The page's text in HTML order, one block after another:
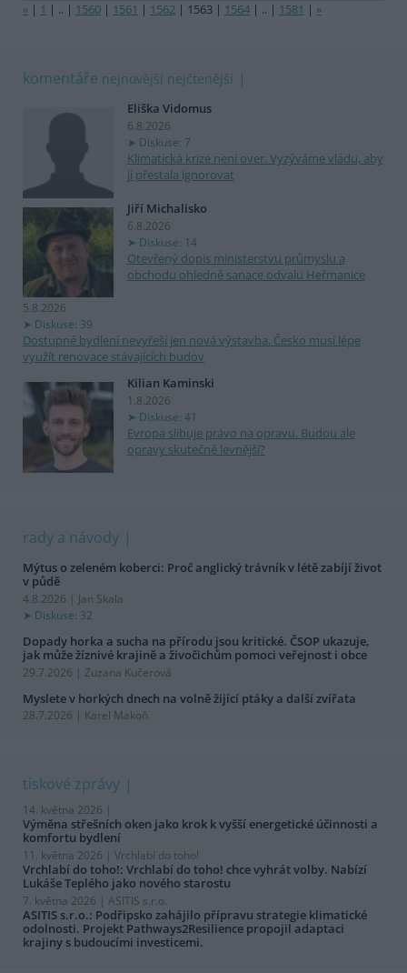
« | 1 | .. | 1560 | 1561 | 1562 | 1563 | 1564 | .. | 1581 | »
komentáře nejnovější nejčtenější
Eliška Vidomus
6.8.2026
Diskuse: 7
Klimatická krize není over. Vyzýváme vládu, aby
ji přestala ignorovat
Jiří Michalisko
6.8.2026
Diskuse: 14
Otevřený dopis ministerstvu průmyslu a
obchodu ohledně sanace odvalu Heřmanice
5.8.2026
Diskuse: 39
Dostupné bydlení nevyřeší jen nová výstavba. Česko musí lépe
využít renovace stávajících budov
Kilian Kaminski
1.8.2026
Diskuse: 41
Evropa slibuje právo na opravu. Budou ale
opravy skutečně levnější?
rady a návody
Mýtus o zeleném koberci: Proč anglický trávník v létě zabíjí život
v půdě
4.8.2026 | Jan Skala
Diskuse: 32
Dopady horka a sucha na přírodu jsou kritické. ČSOP ukazuje,
jak může žíznivé krajině a živočichům pomoci veřejnost i obce
29.7.2026 | Zuzana Kučerová
Myslete v horkých dnech na volně žijící ptáky a další zvířata
28.7.2026 | Karel Makoň
tiskové zprávy
14. května 2026 |
Výměna střešních oken jako krok k vyšší energetické účinnosti a
komfortu bydlení
11. května 2026 | Vrchlabí do toho!
Vrchlabí do toho!: Vrchlabí do toho! chce vyhrát volby. Nabízí
Lukáše Teplého jako nového starostu
7. května 2026 | ASITIS s.r.o.
ASITIS s.r.o.: Podřipsko zahájilo přípravu strategie klimatické
odolnosti. Projekt Pathways2Resilience propojil adaptaci
krajiny s budoucími investicemi.